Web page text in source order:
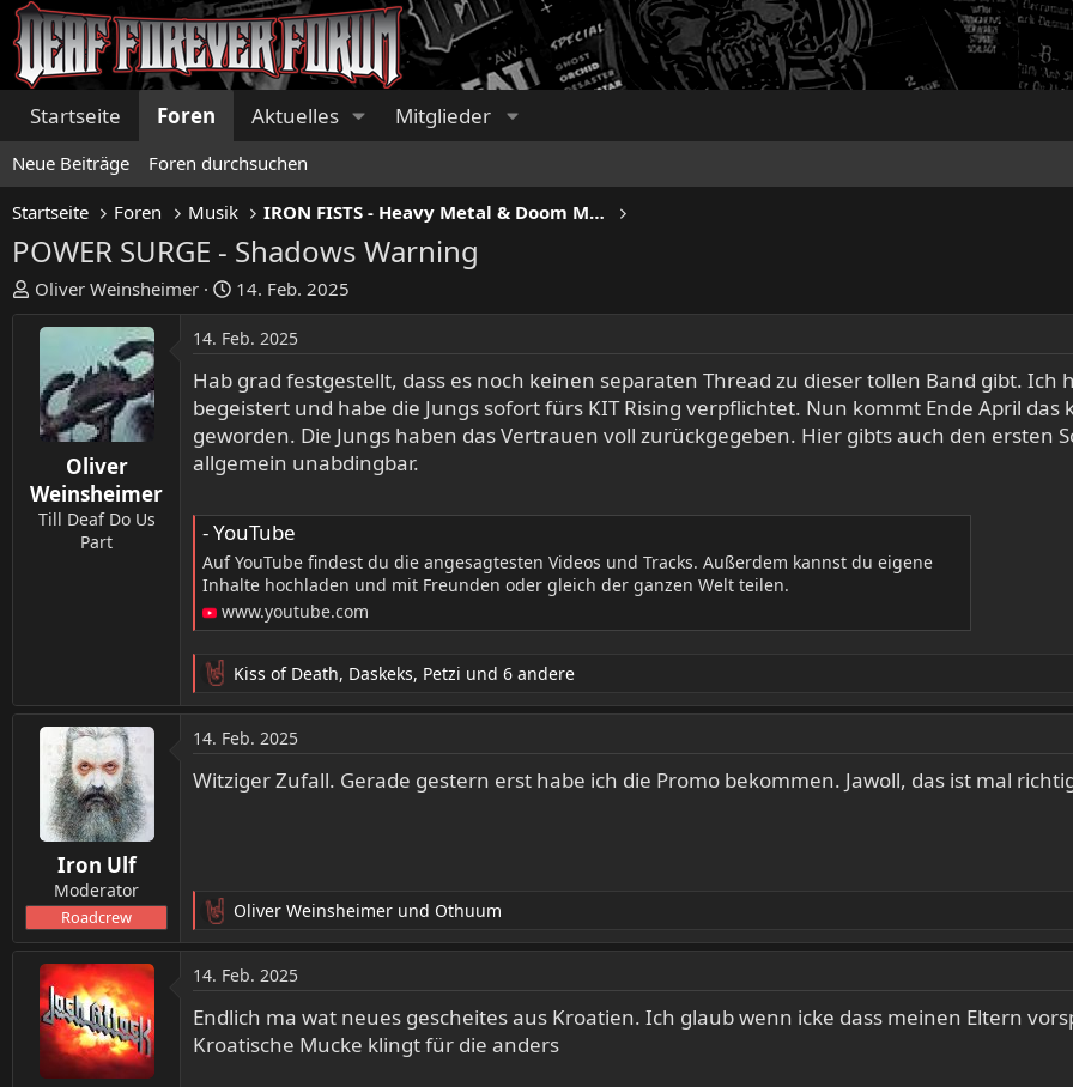
Startseite Foren Aktuelles Mitglieder
Neue Beiträge Foren durchsuchen
Startseite Foren Musik IRON FISTS - Heavy Metal & Doom Metal
POWER SURGE - Shadows Warning
E
r
s
e
r
Oliver Weinsheimer
E
r
s
e
l
l
t
m
14. Feb. 2025
Oliver
Weinsheimer
Till Deaf Do Us
Part
14. Feb. 2025
Hab grad festgestellt, dass es noch keinen separaten Thread zu dieser tollen Band gibt. Ich
begeistert und habe die Jungs sofort fürs KIT Rising verpflichtet. Nun kommt Ende April
geworden. Die Jungs haben das Vertrauen voll zurückgegeben. Hier gibts auch den ersten
allgemein unabdingbar.
- YouTube
Auf YouTube findest du die angesagtesten Videos und Tracks. Außerdem kannst du eigene
Inhalte hochladen und mit Freunden oder gleich der ganzen Welt teilen.
www.youtube.com
R
e
a
k
t
Kiss of Death, Daskeks, Petzi und 6 andere
Iron Ulf
Moderator
Roadcrew
14. Feb. 2025
Witziger Zufall. Gerade gestern erst habe ich die Promo bekommen. Jawoll, das ist mal
R
e
a
k
t
i
o
Oliver Weinsheimer und Othuum
14. Feb. 2025
Endlich ma wat neues gescheites aus Kroatien. Ich glaub wenn icke dass meinen Eltern
Kroatische Mucke klingt für die anders